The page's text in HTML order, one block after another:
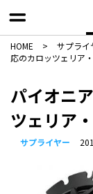
HOME > サプライ
応のカロッツェリア
パイオニ
ツェリア
サプライヤー